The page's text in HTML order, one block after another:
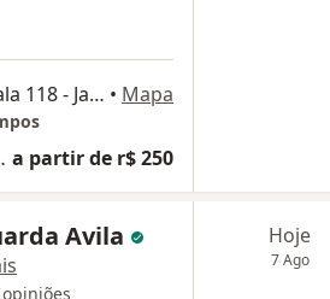
Av. Dr. Nelson d'Ávila, 1837 - Sala 118 - Jardim São Dimas, São José dos Campos - SP, São José dos Campos • Mapa
a partir de r$ 250
Avila Hoje
7 Ago